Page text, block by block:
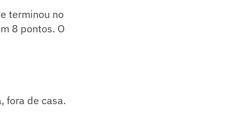
terminou no
8 pontos. O
fora de casa.